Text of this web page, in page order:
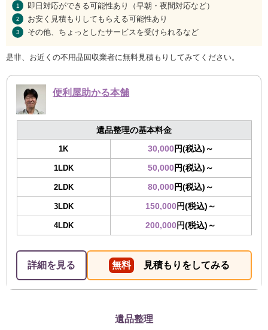
即日対応ができる可能性あり（早朝・夜間対応など）
お安く見積もりしてもらえる可能性あり
その他、ちょっとしたサービスを受けられるなど
是非、お近くの不用品回収業者に無料見積もりしてみてください。
便利屋助かる本舗
遺品整理の基本料金
1K 30,000円(税込)～
1LDK 50,000円(税込)～
2LDK 80,000円(税込)～
3LDK 150,000円(税込)～
4LDK 200,000円(税込)～
詳細を見る 無料 見積もりをしてみる
遺品整理